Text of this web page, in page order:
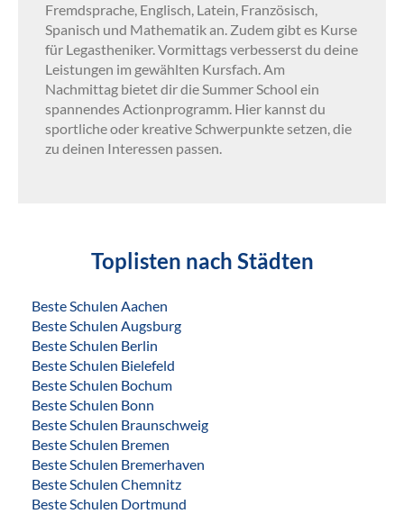
Fremdsprache, Englisch, Latein, Französisch,
Spanisch und Mathematik an. Zudem gibt es Kurse
für Legastheniker. Vormittags verbesserst du deine
Leistungen im gewählten Kursfach. Am
Nachmittag bietet dir die Summer School ein
spannendes Actionprogramm. Hier kannst du
sportliche oder kreative Schwerpunkte setzen, die
zu deinen Interessen passen.
Toplisten nach Städten
Beste Schulen Aachen
Beste Schulen Augsburg
Beste Schulen Berlin
Beste Schulen Bielefeld
Beste Schulen Bochum
Beste Schulen Bonn
Beste Schulen Braunschweig
Beste Schulen Bremen
Beste Schulen Bremerhaven
Beste Schulen Chemnitz
Beste Schulen Dortmund